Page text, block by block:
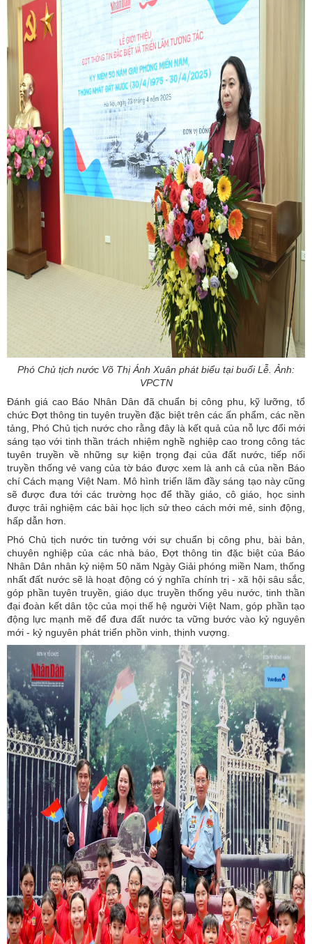
Phó Chủ tịch nước Võ Thị Ánh Xuân phát biểu tại buổi Lễ. Ảnh:
VPCTN
Đánh giá cao Báo Nhân Dân đã chuẩn bị công phu, kỹ lưỡng, tổ
chức Đợt thông tin tuyên truyền đặc biệt trên các ấn phẩm, các nền
tảng, Phó Chủ tịch nước cho rằng đây là kết quả của nỗ lực đổi mới
sáng tạo với tinh thần trách nhiệm nghề nghiệp cao trong công tác
tuyên truyền về những sự kiện trọng đại của đất nước, tiếp nối
truyền thống vẻ vang của tờ báo được xem là anh cả của nền Báo
chí Cách mạng Việt Nam. Mô hình triển lãm đầy sáng tạo này cũng
sẽ được đưa tới các trường học để thầy giáo, cô giáo, học sinh
được trải nghiệm các bài học lịch sử theo cách mới mẻ, sinh động,
hấp dẫn hơn.
Phó Chủ tịch nước tin tưởng với sự chuẩn bị công phu, bài bản,
chuyên nghiệp của các nhà báo, Đợt thông tin đặc biệt của Báo
Nhân Dân nhân kỷ niệm 50 năm Ngày Giải phóng miền Nam, thống
nhất đất nước sẽ là hoạt động có ý nghĩa chính trị - xã hội sâu sắc,
góp phần tuyên truyền, giáo dục truyền thống yêu nước, tinh thần
đại đoàn kết dân tộc của mọi thế hệ người Việt Nam, góp phần tạo
động lực mạnh mẽ để đưa đất nước ta vững bước vào kỷ nguyên
mới - kỷ nguyên phát triển phồn vinh, thịnh vượng.